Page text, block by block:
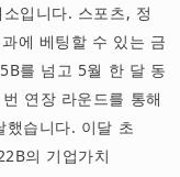
입니다. 스포츠, 정
에 베팅할 수 있는 금
를 넘고 5월 한 달 동
연장 라운드를 통해
했습니다. 이달 초
의 기업가치